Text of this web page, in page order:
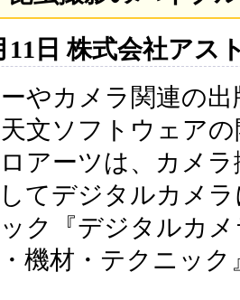
11日 株式会社アス
やカメラ関連の出
文ソフトウェア
アーツは、カメ
てデジタルカメ
ク『デジタルカ
機材・テクニッ